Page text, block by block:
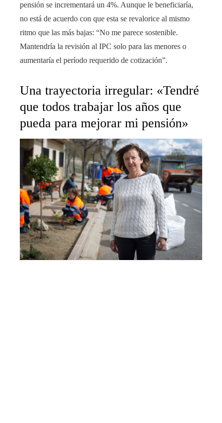
pensión se incrementará un 4%. Aunque le beneficiaría,
no está de acuerdo con que esta se revalorice al mismo
ritmo que las más bajas: “No me parece sostenible.
Mantendría la revisión al IPC solo para las menores o
aumentaría el período requerido de cotización”.
Una trayectoria irregular: «Tendré
que todos trabajar los años que
pueda para mejorar mi pensión»